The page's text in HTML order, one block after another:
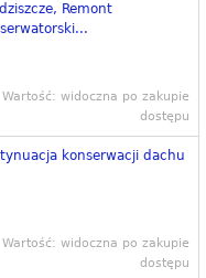
Remont
Wartość: widoczna po zakupie
dostępu
konserwacji dachu
Wartość: widoczna po zakupie
dostępu